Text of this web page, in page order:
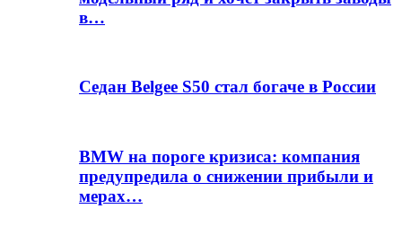
в…
Седан Belgee S50 стал богаче в России
BMW на пороге кризиса: компания
предупредила о снижении прибыли и
мерах…